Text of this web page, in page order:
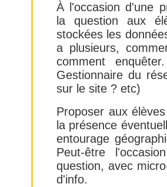
À l'occasion d'une
la question aux
stockées les
a plusieurs,
comment
Gestionnaire du
sur le site ? etc)
Proposer aux
la présence
entourage
Peut-être
question, avec
d'info.